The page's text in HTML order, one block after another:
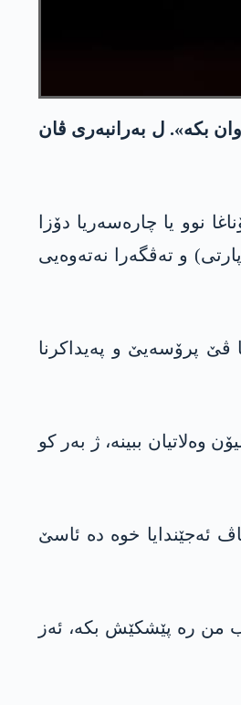
وان بکە». ل بەرانبەری ڤان
نوو یا چارەسەریا دۆزا
یا ترکیەیێ (ئاک پارتی) و تەڤگەرا نەتەوەیی
40 سالی ژی چارە دکن. شاشفێمکرنا ڤێ پرۆسەیێ و پەیداکرنا
ژی کر، «هەر کەسەکێ ب گۆتنا ئەمپەریالیزمێ بزاڤێ ژ بۆ تێکدانا ڤێ براتیێ بکە، دێ خوە ل بەرانبەری مە و 85 ملیۆن وەلاتیان ببینە، ژ بەر کو
ئەجێندایا خوە دە ئاسێ
من رە پێشکێش بکە، ئەز